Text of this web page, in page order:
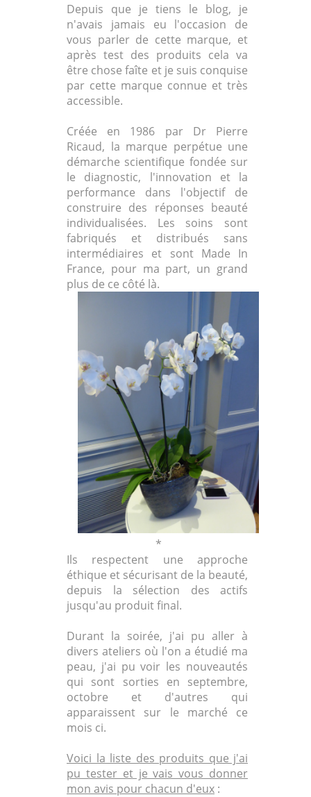
Depuis que je tiens le blog, je
n'avais jamais eu l'occasion de
vous parler de cette marque, et
après test des produits cela va
être chose faîte et je suis conquise
par cette marque connue et très
accessible.
Créée en 1986 par Dr Pierre
Ricaud, la marque perpétue une
démarche scientifique fondée sur
le diagnostic, l'innovation et la
performance dans l'objectif de
construire des réponses beauté
individualisées. Les soins sont
fabriqués et distribués sans
intermédiaires et sont Made In
France, pour ma part, un grand
plus de ce côté là.
*
Ils respectent une approche
éthique et sécurisant de la beauté,
depuis la sélection des actifs
jusqu'au produit final.
Durant la soirée, j'ai pu aller à
divers ateliers où l'on a étudié ma
peau, j'ai pu voir les nouveautés
qui sont sorties en septembre,
octobre et d'autres qui
apparaissent sur le marché ce
mois ci.
Voici la liste des produits que j'ai
pu tester et je vais vous donner
mon avis pour chacun d'eux :